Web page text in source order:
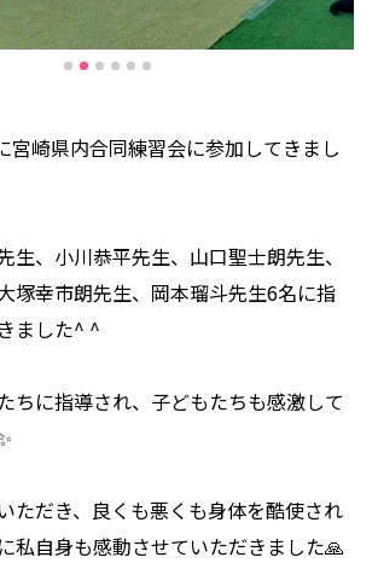
宮崎県内合同練習会に参加してきまし
生、小川恭平先生、山口聖士朗先生、
塚幸市朗先生、岡本瑠斗先生6名に指
ました^ ^
ちに指導され、子どもたちも感激して
ただき、良くも悪くも身体を酷使され
私自身も感動させていただきました🙏